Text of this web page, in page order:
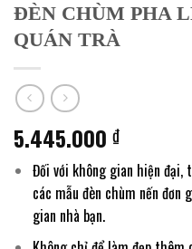
ĐÈN CHÙM PHA
QUÁN TRÀ
5.445.000 ₫
Đối với không gian hiện đại,
các mẫu đèn chùm nến đơn
gian nhà bạn.